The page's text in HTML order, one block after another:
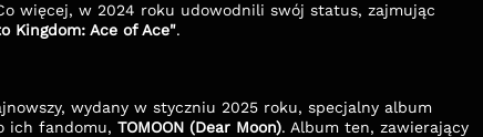
więcej, w 2024 roku udowodnili swój status, zajmując
Kingdom: Ace of Ace".
ich fandomu, TOMOON (Dear Moon). Album ten, zawierający